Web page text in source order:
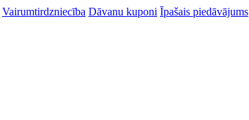
Vairumtirdzniecība Dāvanu kuponi Īpašais piedāvājums